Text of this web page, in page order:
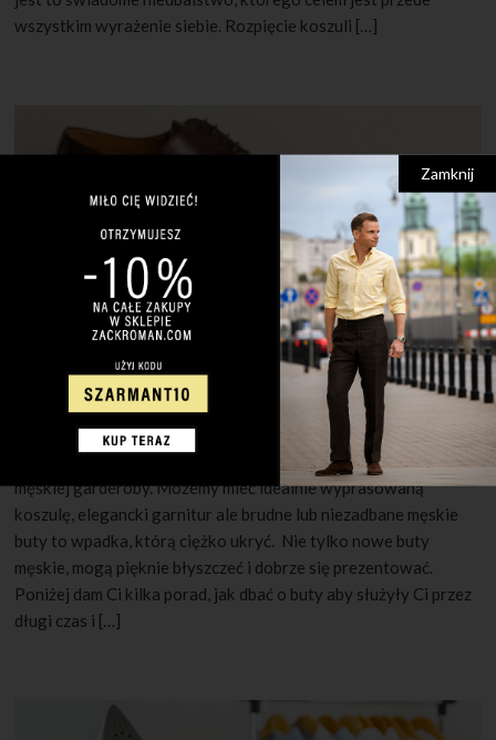
wszystkim wyrażenie siebie. Rozpięcie koszuli […]
30 MAJA 2022 1 KOMENTARZ
Jak pielęgnować męskie buty?
Czyste i schludnie buty są niezwykle istotnym elementem
męskiej garderoby. Możemy mieć idealnie wyprasowaną
koszulę, elegancki garnitur ale brudne lub niezadbane męskie
buty to wpadka, którą ciężko ukryć. Nie tylko nowe buty
męskie, mogą pięknie błyszczeć i dobrze się prezentować.
Poniżej dam Ci kilka porad, jak dbać o buty aby służyły Ci przez
długi czas i […]
Zamknij